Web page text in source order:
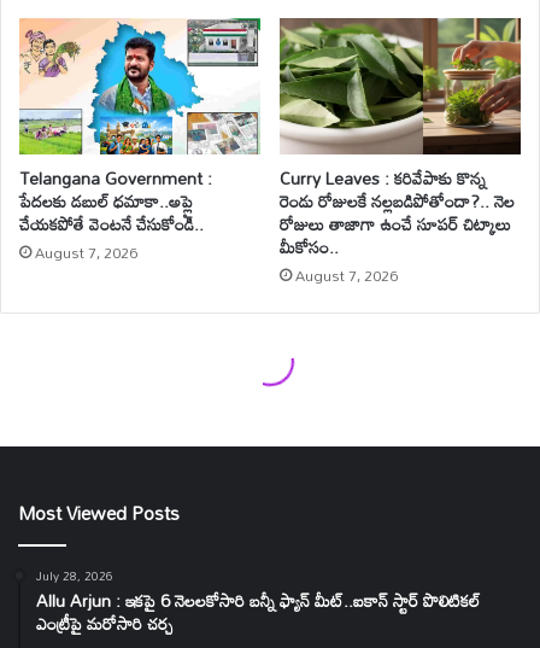
Most Viewed Posts
July 28, 2026
Allu Arjun : ఇకపై 6 నెలలకోసారి బన్నీ ఫ్యాన్ మీట్..ఐకాన్ స్టార్ పొలిటికల్
ఎంట్రీపై మరోసారి చర్చ